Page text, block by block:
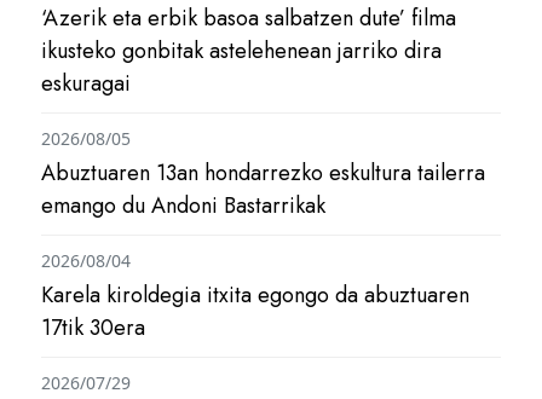
‘Azerik eta erbik basoa salbatzen dute’ filma
ikusteko gonbitak astelehenean jarriko dira
eskuragai
Abuztuaren 13an hondarrezko eskultura tailerra
emango du Andoni Bastarrikak
2026/08/05
Karela kiroldegia itxita egongo da abuztuaren
17tik 30era
2026/08/04
2026/07/29